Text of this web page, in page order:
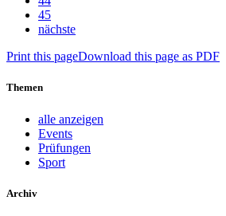
45
nächste
Print this pageDownload this page as PDF
Themen
alle anzeigen
Events
Prüfungen
Sport
Archiv